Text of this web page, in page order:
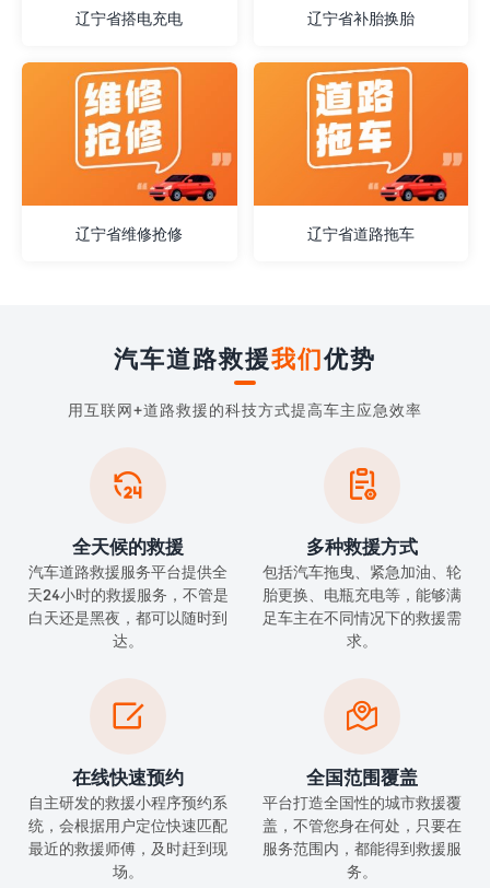
辽宁省搭电充电 辽宁省补胎换胎
辽宁省维修抢修 辽宁省道路拖车
汽车道路救援我们优势
用互联网+道路救援的科技方式提高车主应急效率

全天候的救援
汽车道路救援服务平台提供全
天24小时的救援服务，不管是
白天还是黑夜，都可以随时到
达。

多种救援方式
包括汽车拖曳、紧急加油、轮
胎更换、电瓶充电等，能够满
足车主在不同情况下的救援需
求。

在线快速预约
自主研发的救援小程序预约系
统，会根据用户定位快速匹配
最近的救援师傅，及时赶到现
场。

全国范围覆盖
平台打造全国性的城市救援覆
盖，不管您身在何处，只要在
服务范围内，都能得到救援服
务。